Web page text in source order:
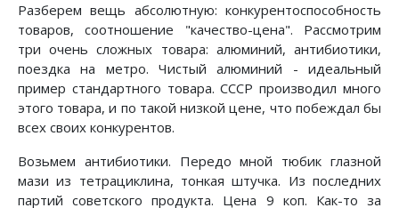
Разберем вещь абсолютную: конкурентоспособность
товаров, соотношение "качество-цена". Рассмотрим
три очень сложных товара: алюминий, антибиотики,
поездка на метро. Чистый алюминий - идеальный
пример стандартного товара. СССР производил много
этого товара, и по такой низкой цене, что побеждал бы
всех своих конкурентов.
Возьмем антибиотики. Передо мной тюбик глазной
мази из тетрациклина, тонкая штучка. Из последних
партий советского продукта. Цена 9 коп. Как-то за